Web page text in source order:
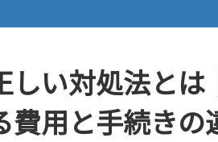
しい対処法とは
費用と手続きの